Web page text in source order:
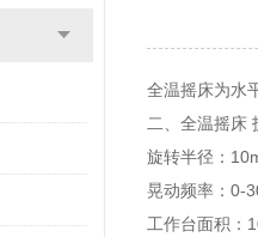
全温摇床为水
二、全温摇床
旋转半径：
晃动频率：0-
工作台面积：